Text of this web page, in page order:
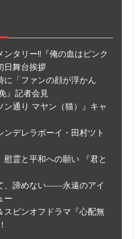
タリー!!『俺の血はピンク
舞台挨拶
に「ファンの顔が浮かん
』記者会見
通り マヤン（猫）』キャ
ンデレラボーイ・田村ツト
霊と平和への願い 『君と
、諦めない――永遠のアイ
ー
スピンオフドラマ『心配無